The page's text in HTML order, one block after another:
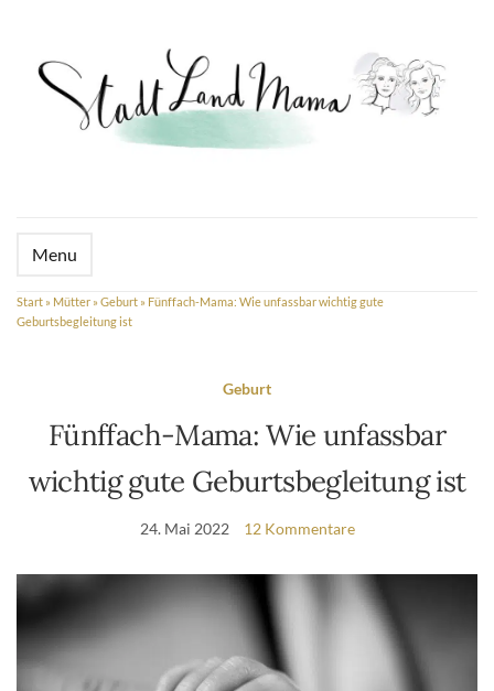
Menu
Start » Mütter » Geburt » Fünffach-Mama: Wie unfassbar wichtig gute
Geburtsbegleitung ist
Geburt
Fünffach-Mama: Wie unfassbar
wichtig gute Geburtsbegleitung ist
24. Mai 2022 12 Kommentare